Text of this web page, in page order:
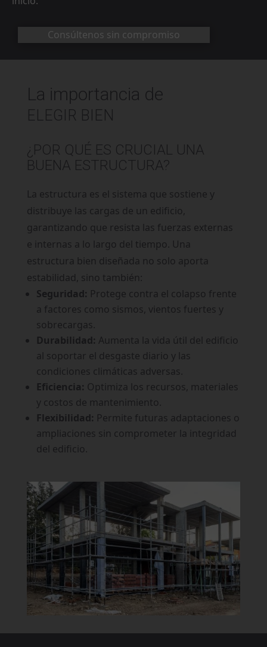
Consúltenos sin compromiso
La importancia de
ELEGIR BIEN
¿POR QUÉ ES CRUCIAL UNA
BUENA ESTRUCTURA?
La estructura es el sistema que sostiene y
distribuye las cargas de un edificio,
garantizando que resista las fuerzas externas
e internas a lo largo del tiempo. Una
estructura bien diseñada no solo aporta
estabilidad, sino también:
Seguridad: Protege contra el colapso frente
a factores como sismos, vientos fuertes y
sobrecargas.
Durabilidad: Aumenta la vida útil del edificio
al soportar el desgaste diario y las
condiciones climáticas adversas.
Eficiencia: Optimiza los recursos, materiales
y costos de mantenimiento.
Flexibilidad: Permite futuras adaptaciones o
ampliaciones sin comprometer la integridad
del edificio.